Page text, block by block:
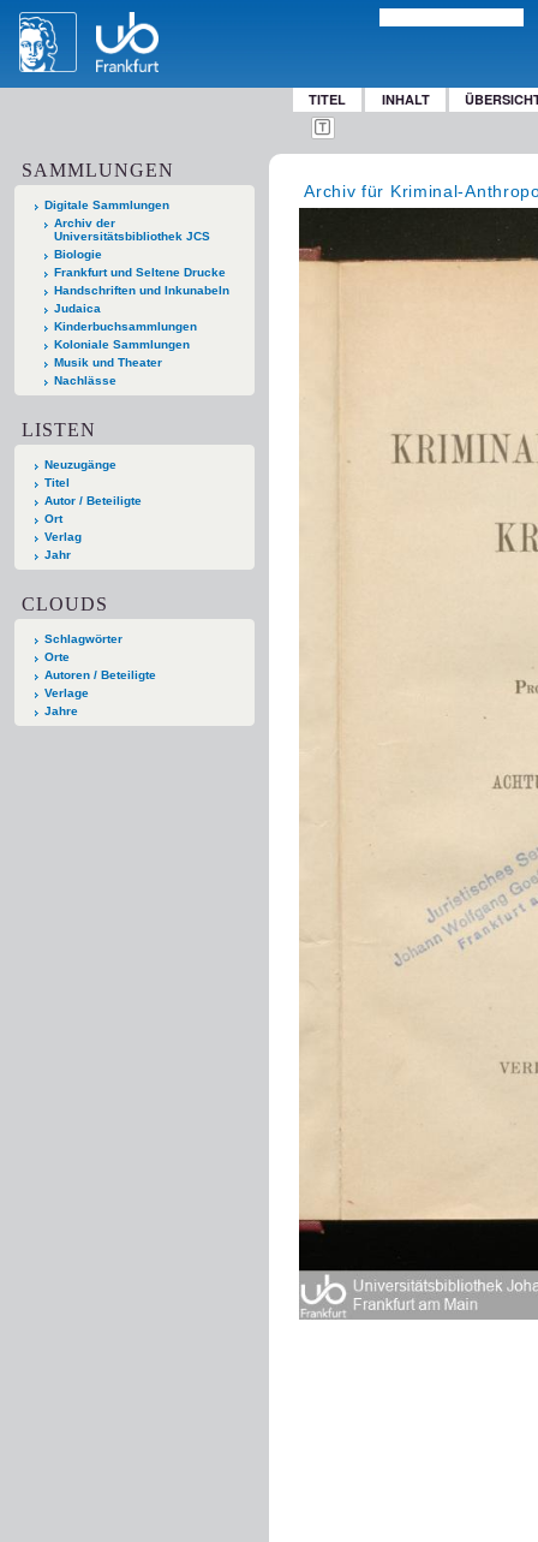
TITEL INHALT
SAMMLUNGEN
Digitale Sammlungen
Archiv der
Universitätsbibliothek JCS
Biologie
Frankfurt und Seltene Drucke
Handschriften und Inkunabeln
Judaica
Kinderbuchsammlungen
Koloniale Sammlungen
Musik und Theater
Nachlässe
LISTEN
Neuzugänge
Titel
Autor / Beteiligte
Ort
Verlag
Jahr
CLOUDS
Schlagwörter
Orte
Autoren / Beteiligte
Verlage
Jahre
Archiv für Kriminal-